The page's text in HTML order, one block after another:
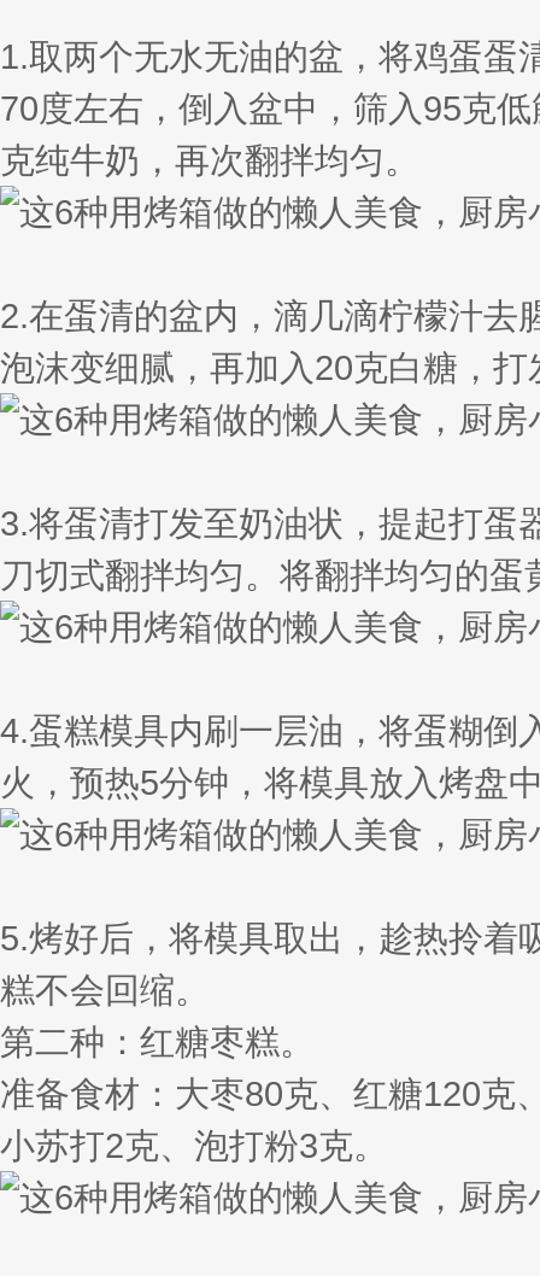
1.取两个无水无油的盆，将鸡蛋蛋
70度左右，倒入盆中，筛入95克
克纯牛奶，再次翻拌均匀。
2.在蛋清的盆内，滴几滴柠檬汁去
泡沫变细腻，再加入20克白糖，
3.将蛋清打发至奶油状，提起打蛋
刀切式翻拌均匀。将翻拌均匀的
4.蛋糕模具内刷一层油，将蛋糊倒
火，预热5分钟，将模具放入烤盘
5.烤好后，将模具取出，趁热拎着
糕不会回缩。
第二种：红糖枣糕。
准备食材：大枣80克、红糖120克
小苏打2克、泡打粉3克。